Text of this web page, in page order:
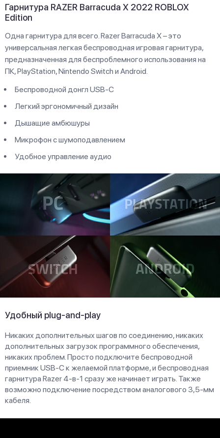
Гарнитура RAZER Barracuda X 2022 ROBLOX
Edition
Одна гарнитура для всего. Razer Barracuda X – это
универсальная легкая беспроводная игровая гарнитура,
предназначенная для беспроблемного использования на
ПК, PlayStation, Nintendo Switch и Android.
Беспроводной донгл USB-C
Легкий эргономичный дизайн
Дышащие амбюшуры
Микрофон с шумоподавлением
Удобное управление аудио
Удобный plug-and-play
Никаких дополнительных шагов по соединению, никаких
дополнительных загрузок программного обеспечения,
никаких проблем. Просто подключите беспроводной
приемник USB-C к желаемой платформе, и беспроводная
гарнитура Razer 4-в-1 сразу же начинает играть. Также
возможно подключение посредством аналогового 3,5-мм
кабеля.